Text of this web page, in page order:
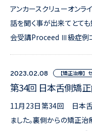
アンカースクリューオンラ
話を聞く事が出来てとて
会受講Proceed Ⅲ級症例
2023.02.08 【矯正治療】
第34回 日本舌側矯
11月23日第34回 日本
ました。裏側からの矯正治